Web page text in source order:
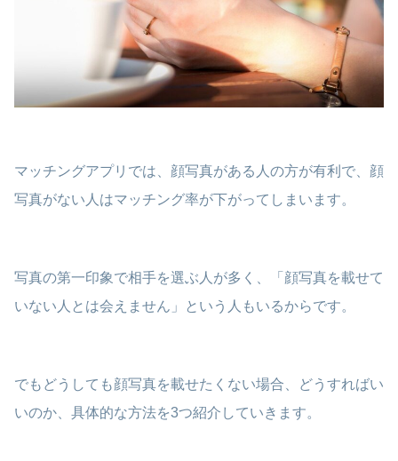
マッチングアプリでは、顔写真がある人の方が有利で、顔
写真がない人はマッチング率が下がってしまいます。
写真の第一印象で相手を選ぶ人が多く、「顔写真を載せて
いない人とは会えません」という人もいるからです。
でもどうしても顔写真を載せたくない場合、どうすればい
いのか、具体的な方法を3つ紹介していきます。